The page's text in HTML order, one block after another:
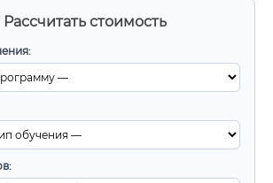
Рассчитать стоимость